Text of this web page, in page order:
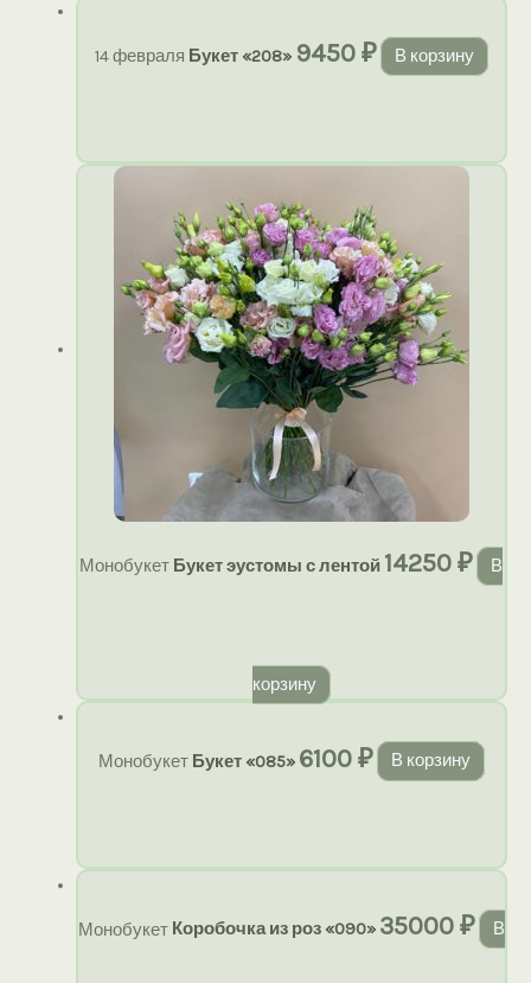
14 февраля Букет «208» 9450₽ В корзину
Монобукет Букет эустомы с лентой 14250₽ В
корзину
Монобукет Букет «085» 6100₽ В корзину
Монобукет Коробочка из роз «090» 35000₽ В